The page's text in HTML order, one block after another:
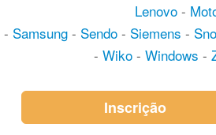
Lenovo -
- Samsung - Sendo - Siemens -
-Wiko -Windows -
Inscrição